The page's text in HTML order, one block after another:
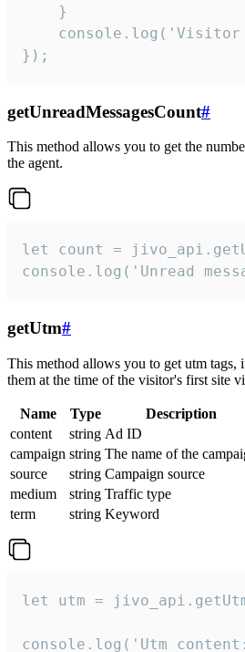
    }
});
getUnreadMessagesCount#
This method allows you to get the
the agent.
let count =
console.log('Unread
getUtm#
This method allows you to get utm tags,
them at the time of the visitor's first site
Name Type
Description
content
string Ad ID
campaign string The name of the
source
string Campaign source
medium
string Traffic type
term
string Keyword
let utm =
console.log('Utm